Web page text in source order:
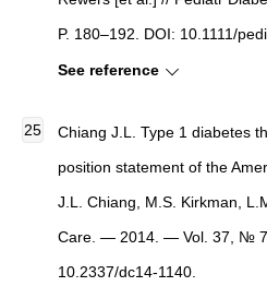
P. 180–192. DOI: 10.1111/
See reference
Chiang J.L. Type 1 diabetes
position statement of the
J.L. Chiang, M.S. Kirkman,
Care. — 2014. — Vol. 37, №
10.2337/dc14-1140.